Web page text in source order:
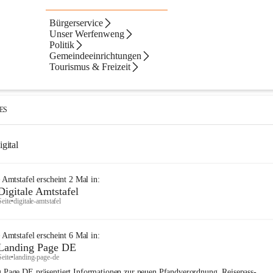
Bürgerservice
Unser Werfenweng
Politik
Gemeindeeinrichtungen
Tourismus & Freizeit
Artikel Dateien
Digitale Amtstafel
erscheint 2Mal in:
Amtstafel
•digitale-amtstafel
erscheint 6Mal in:
Page DE
•landing-page-de